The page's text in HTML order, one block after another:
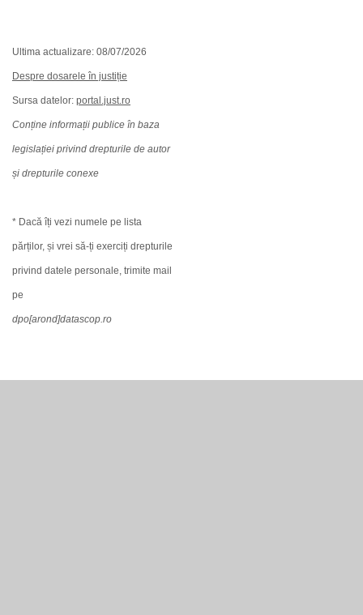
Ultima actualizare: 08/07/2026
Despre dosarele în justiție
Sursa datelor: portal.just.ro
Conține informații publice în baza
legislației privind drepturile de autor
și drepturile conexe
* Dacă îți vezi numele pe lista
părților, și vrei să-ți exerciți drepturile
privind datele personale, trimite mail
pe
dpo[arond]datascop.ro